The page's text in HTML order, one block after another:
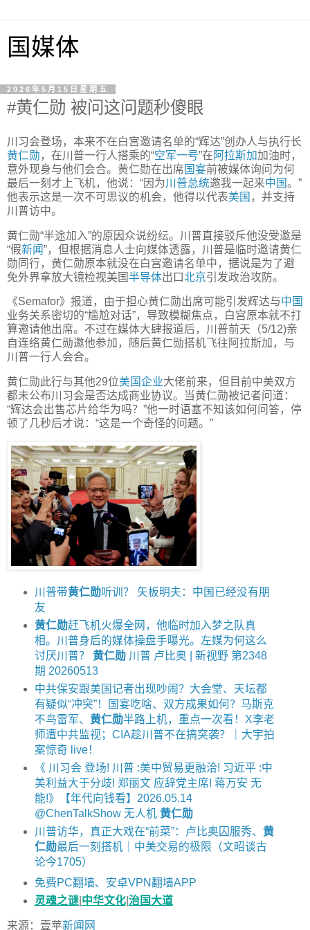
国媒体
2026年5月15日星期五
#黄仁勋 被问这问题秒傻眼
川习会登场，本来不在白宫邀请名单的“辉达”创办人与执行长
黄仁勋，在川普一行人搭乘的“空军一号”在 阿拉斯加加油时，
意外现身与他们会合。黄仁勋在出席 国宴前被媒体询问为何
最后一刻才上飞机，他说：“因为川普总统邀我一起来中国。”
他表示这是一次不可思议的机会，他得以代表美国 ，并支持
川普访中。
黄仁勋“半途加入”的原因众说纷纭。川普直接驳斥他没受邀是
“假新闻”，但根据消息人士向媒体透露，川普是临时邀请黄仁
勋同行，黄仁勋原本就没在白宫邀请名单中，据说是为了避
免外界拿放大镜检视美国半导体出口北京引发政治攻防。
《Semafor》报道，由于担心黄仁勋出席可能引发辉达与中国
业务关系密切的“尴尬对话”，导致模糊焦点，白宫原本就不打
算邀请他出席。不过在媒体大肆报道后，川普前天（5/12)亲
自连络黄仁勋邀他参加，随后黄仁勋搭机飞往阿拉斯加，与
川普一行人会合。
黄仁勋此行与其他29位美国企业大佬前来，但目前中美双方
都未公布川习会是否达成商业协议。当黄仁勋被记者问道：
“辉达会出售芯片给华为吗？”他一时语塞不知该如何问答，停
顿了几秒后才说：“这是一个奇怪的问题。”
川普带黄仁勋听训？ 矢板明夫：中国已经没有朋
友
黄仁勋赶飞机火爆全网，他临时加入梦之队真
相。川普身后的媒体操盘手曝光。左媒为何这么
讨厌川普？ 黄仁勋川普 卢比奥 | 新视野 第2348
期 20260513
中共保安跟美国记者出现吵闹？大会堂、天坛都
有疑似“冲突”！国宴吃啥、双方成果如何？马斯克
不鸟雷军、 黄仁勋半路上机，重点一次看！X李老
师遭中共监视；CIA趁川普不在搞突袭？｜大宇拍
案惊奇 live！
《 川习会 登场! 川普 :美中贸易更融洽! 习近平 :中
美利益大于分歧! 郑丽文 应辞党主席! 蒋万安 无
能!》【年代向钱看】2026.05.14
@ChenTalkShow 无人机 黄仁勋
川普访华，真正大戏在“前菜”：卢比奥囚服秀、 黄
仁勋最后一刻搭机｜中美交易的极限（文昭谈古
论今1705）
免费PC翻墙、安卓VPN翻墙APP
灵魂之谜| 中华文化| 治国大道
来源：壹苹新闻网